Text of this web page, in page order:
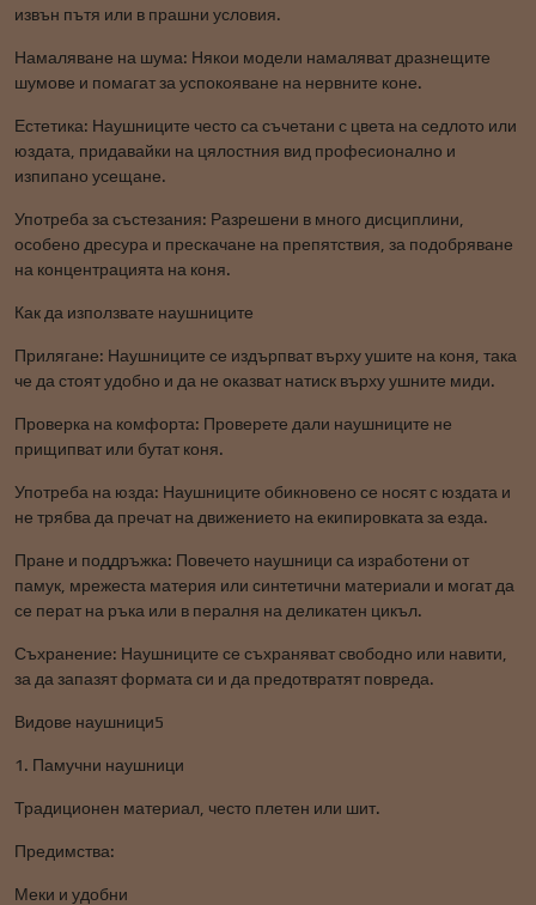
извън пътя или в прашни условия.
Намаляване на шума: Някои модели намаляват дразнещите
шумове и помагат за успокояване на нервните коне.
Естетика: Наушниците често са съчетани с цвета на седлото или
юздата, придавайки на цялостния вид професионално и
изпипано усещане.
Употреба за състезания: Разрешени в много дисциплини,
особено дресура и прескачане на препятствия, за подобряване
на концентрацията на коня.
Как да използвате наушниците
Прилягане: Наушниците се издърпват върху ушите на коня, така
че да стоят удобно и да не оказват натиск върху ушните миди.
Проверка на комфорта: Проверете дали наушниците не
прищипват или бутат коня.
Употреба на юзда: Наушниците обикновено се носят с юздата и
не трябва да пречат на движението на екипировката за езда.
Пране и поддръжка: Повечето наушници са изработени от
памук, мрежеста материя или синтетични материали и могат да
се перат на ръка или в пералня на деликатен цикъл.
Съхранение: Наушниците се съхраняват свободно или навити,
за да запазят формата си и да предотвратят повреда.
Видове наушници5
1. Памучни наушници
Традиционен материал, често плетен или шит.
Предимства:
Меки и удобни